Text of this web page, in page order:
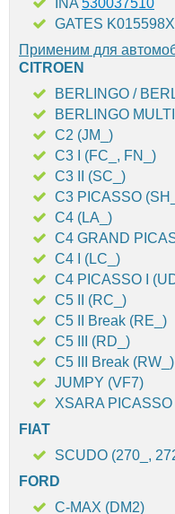
GATES
Применим для
CITROEN
BERLINGO /
BERLINGO
C2 (JM_)
C3 I (FC_, FN_)
C3 II (SC_)
C3 PICASSO
C4 (LA_)
C4 GRAND
C4 I (LC_)
C4 PICASSO I
C5 II (RC_)
C5 II Break (RE_)
C5 III (RD_)
C5 III Break (RW_)
JUMPY (VF7)
XSARA
FIAT
SCUDO (270_,
FORD
C-MAX (DM2)